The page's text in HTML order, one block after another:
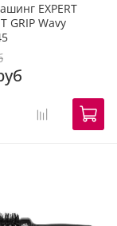
EXPERT
GRIP Wavy